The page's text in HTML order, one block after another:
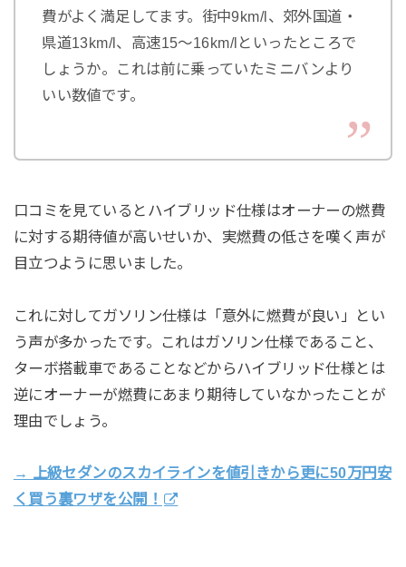
費がよく満足してます。街中9km/l、郊外国道・
県道13km/l、高速15～16km/lといったところで
しょうか。これは前に乗っていたミニバンより
いい数値です。
口コミを見ているとハイブリッド仕様はオーナーの燃費
に対する期待値が高いせいか、実燃費の低さを嘆く声が
目立つように思いました。
これに対してガソリン仕様は「意外に燃費が良い」とい
う声が多かったです。これはガソリン仕様であること、
ターボ搭載車であることなどからハイブリッド仕様とは
逆にオーナーが燃費にあまり期待していなかったことが
理由でしょう。
→ 上級セダンのスカイラインを値引きから更に50万円安
く買う裏ワザを公開！